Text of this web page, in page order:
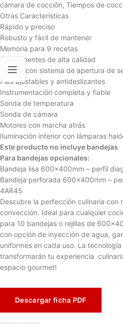
cámara de cocción, Tiempos de
Otras Características
Rápido y preciso
Robusto y fácil de mantener
Memoria para 9 recetas
Componentes de alta calidad
Tirador con sistema de apertura de
Pies ajustables y antideslizantes
Instrumentación completa y fiable
Sonda de temperatura
Sonda de cámara
Motores con marcha atrás
Iluminación interior con lámparas
Este producto no incluye bandejas
Para bandejas opcionales:
Bandeja lisa 600x400mm – perfil
Bandeja perforada 600x400mm –
4AR45
Descubre la perfección culinaria con
convección. Ideal para cualquier
para 10 bandejas o rejillas de
con opción de inyección de agua,
uniformes en cada uso. La
transformarán tu experiencia
espacio gourmet!
Descargar ficha PDF